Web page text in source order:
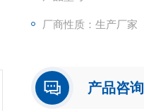
厂商性质：生产厂家
产品咨询